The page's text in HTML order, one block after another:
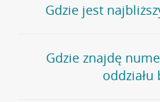
Gdzie jest
Jeśli szukasz oddziału
stronęPlacówki i bankomaty,
wygodna wyszukiwarka.
Gdzie znajdę
oddziału